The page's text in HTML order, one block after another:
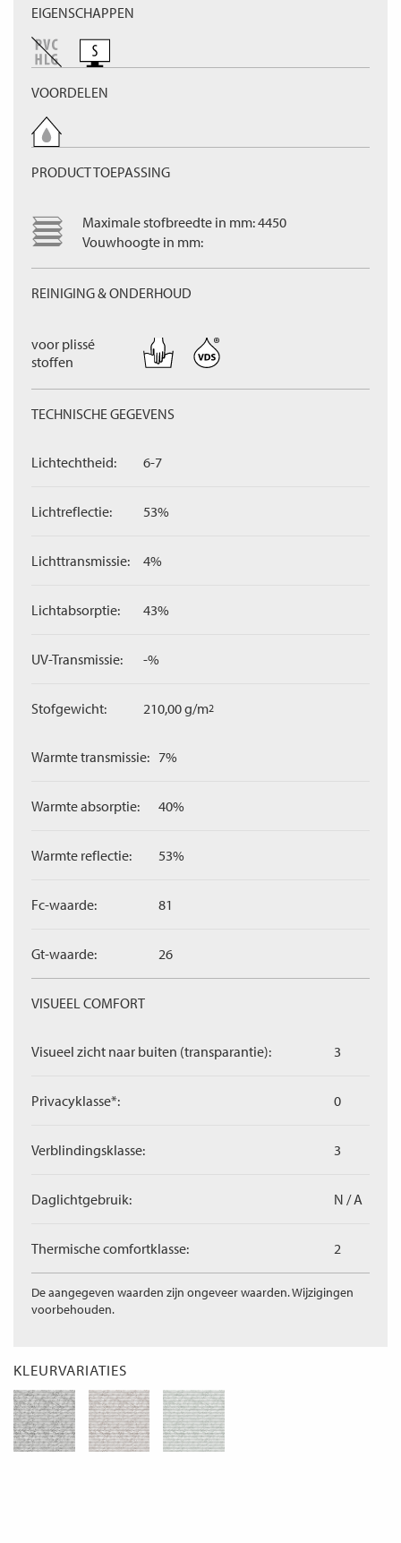
EIGENSCHAPPEN
VOORDELEN
PRODUCT TOEPASSING
Maximale stofbreedte in mm: 4450
Vouwhoogte in mm:
REINIGING & ONDERHOUD
voor plissé
stoffen
TECHNISCHE GEGEVENS
Lichtechtheid: 6-7
Lichtreflectie: 53%
Lichttransmissie: 4%
Lichtabsorptie: 43%
UV-Transmissie: -%
Stofgewicht: 210,00 g/m2
Warmte transmissie: 7%
Warmte absorptie: 40%
Warmte reflectie: 53%
Fc-waarde: 81
Gt-waarde: 26
VISUEEL COMFORT
Visueel zicht naar buiten (transparantie): 3
Privacyklasse*: 0
Verblindingsklasse: 3
Daglichtgebruik: N / A
Thermische comfortklasse: 2
De aangegeven waarden zijn ongeveer waarden. Wijzigingen
voorbehouden.
KLEURVARIATIES